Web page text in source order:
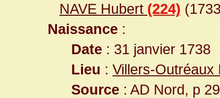
NAVE Hubert (224)
Naissance :
Date : 31 janvier 1738
Lieu : Villers-Outréaux
Source : AD Nord, p 29